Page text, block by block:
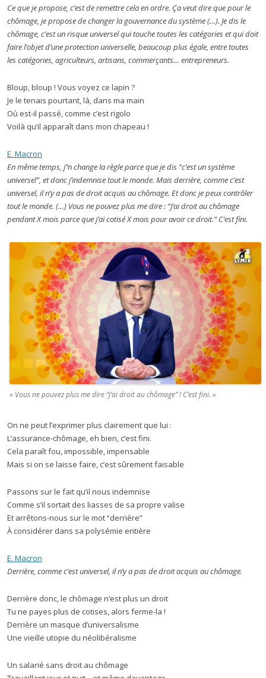
Ce que je propose, c’est de remettre cela en ordre. Ça veut dire que pour le
chômage, je propose de changer la gouvernance du système (…). Je dis le
chômage, c’est un risque universel qui touche toutes les catégories et qui doit
faire l’objet d’une protection universelle, beaucoup plus égale, entre toutes
les catégories, agriculteurs, artisans, commerçants… entrepreneurs.
Bloup, bloup ! Vous voyez ce lapin ?
Je le tenais pourtant, là, dans ma main
Où est-il passé, comme c’est rigolo
Voilà qu’il apparaît dans mon chapeau !
E. Macron
En même temps, j’’n change la règle parce que je dis “c’est un système
universel”, et donc j’indemnise tout le monde. Mais derrière, comme c’est
universel, il n’y a pas de droit acquis au chômage. Et donc je peux contrôler
tout le monde. (…) Vous ne pouvez plus me dire : “J’ai droit au chômage
pendant X mois parce que j’ai cotisé X mois pour avoir ce droit.” C’est fini.
« Vous ne pouvez plus me dire “j’ai droit au chômage” ! C’est fini. »
On ne peut l’exprimer plus clairement que lui :
L’assurance-chômage, eh bien, c’est fini.
Cela paraît fou, impossible, impensable
Mais si on se laisse faire, c’est sûrement faisable
Passons sur le fait qu’il nous indemnise
Comme s’il sortait des liasses de sa propre valise
Et arrêtons-nous sur le mot “derrière”
À considérer dans sa polysémie entière
E. Macron
Derrière, comme c’est universel, il n’y a pas de droit acquis au chômage.
Derrière donc, le chômage n’est plus un droit
Tu ne payes plus de cotises, alors ferme-la !
Derrière un masque d’universalisme
Une vieille utopie du néolibéralisme
Un salarié sans droit au chômage